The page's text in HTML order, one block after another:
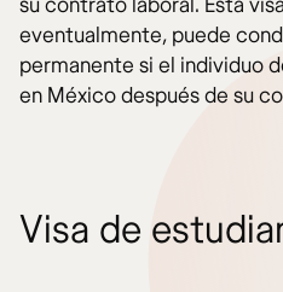
eventualmente, puede
permanente si el individuo
en México después de su
Visa de